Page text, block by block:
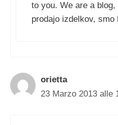
to you. We are a blog,
prodajo izdelkov, smo
orietta
23 Marzo 2013 alle